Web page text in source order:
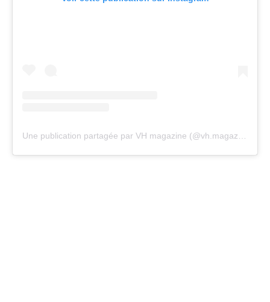
Une publication partagée par VH magazine (@vh.magazine)